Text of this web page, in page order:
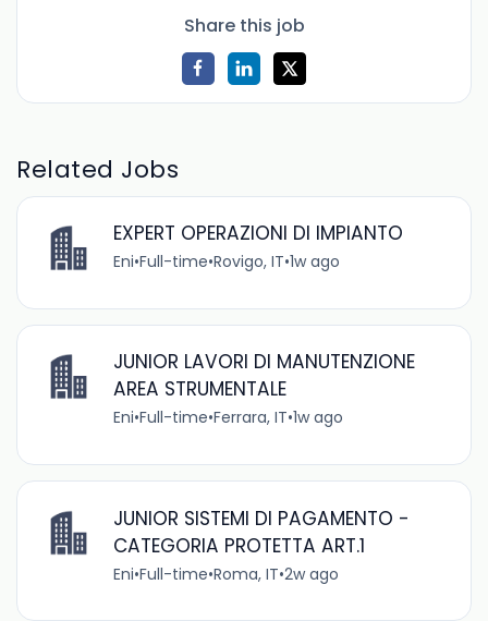
Share this job
Related Jobs
EXPERT OPERAZIONI DI IMPIANTO
Eni•Full-time•Rovigo, IT•1w ago
JUNIOR LAVORI DI MANUTENZIONE
AREA STRUMENTALE
Eni•Full-time•Ferrara, IT•1w ago
JUNIOR SISTEMI DI PAGAMENTO -
CATEGORIA PROTETTA ART.1
Eni•Full-time•Roma, IT•2w ago